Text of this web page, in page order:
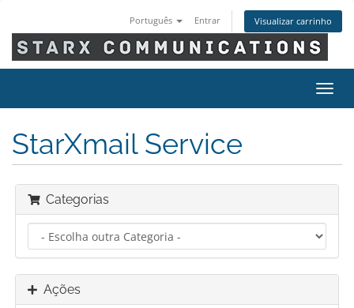
Português Entrar Visualizar carrinho
StarXmail Service
Categorias
Ações